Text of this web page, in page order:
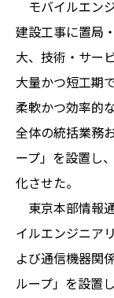
モバイルエン
建設工事に置局
大、技術・サー
大量かつ短工期
柔軟かつ効率的
全体の統括業務
ープ」を設置し
化させた。
東京本部情報
イルエンジニア
よび通信機器関
ループ」を設置し